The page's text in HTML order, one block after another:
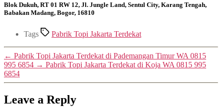
Blok Dukuh, RT 01 RW 12, Jl. Jungle Land, Sentul City, Karang Tengah,
Babakan Madang, Bogor, 16810
Tags Pabrik Topi Jakarta Terdekat
← Pabrik Topi Jakarta Terdekat di Pademangan Timur WA 0815
995 6854 → Pabrik Topi Jakarta Terdekat di Koja WA 0815 995
6854
Leave a Reply